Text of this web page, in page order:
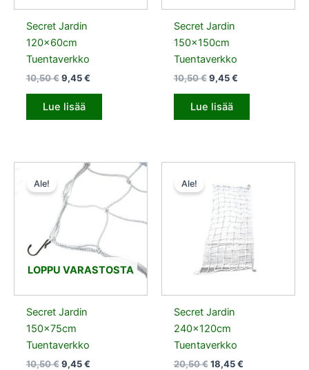
Secret Jardin
120x60cm
Tuentaverkko
10,50€ 9,45€
Lue lisää
Secret Jardin
150x150cm
Tuentaverkko
10,50€ 9,45€
Lue lisää
LOPPU VARASTOSTA
Ale!
Secret Jardin
150x75cm
Tuentaverkko
10,50€
Alkuperäinen
hinta
oli:
10,50 €.
9,45€
Nykyinen
hinta
9,45 €.
Ale!
Secret Jardin
240x120cm
Tuentaverkko
20,50€
oli:
20,50 €.
18,45€
on:
18,45 €.